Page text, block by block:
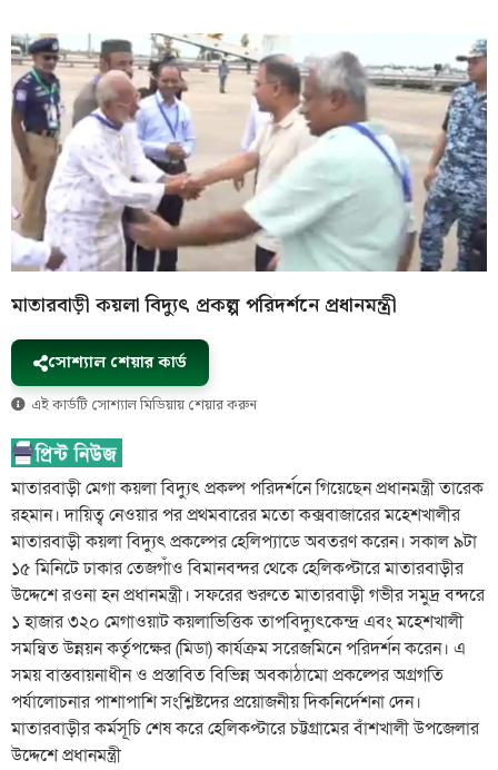
মাতারবাড়ী কয়লা বিদ্যুৎ প্রকল্প পরিদর্শনে প্রধানমন্ত্রী
সোশ্যাল শেয়ার কার্ড
এই কার্ডটি সোশ্যাল মিডিয়ায় শেয়ার করুন
মাতারবাড়ী মেগা কয়লা বিদ্যুৎ প্রকল্প পরিদর্শনে গিয়েছেন প্রধানমন্ত্রী তারেক
রহমান। দায়িত্ব নেওয়ার পর প্রথমবারের মতো কক্সবাজারের মহেশখালীর
মাতারবাড়ী কয়লা বিদ্যুৎ প্রকল্পের হেলিপ্যাডে অবতরণ করেন। সকাল ৯টা
১৫ মিনিটে ঢাকার তেজগাঁও বিমানবন্দর থেকে হেলিকপ্টারে মাতারবাড়ীর
উদ্দেশে রওনা হন প্রধানমন্ত্রী। সফরের শুরুতে মাতারবাড়ী গভীর সমুদ্র বন্দরে
১ হাজার ৩২০ মেগাওয়াট কয়লাভিত্তিক তাপবিদ্যুৎকেন্দ্র এবং মহেশখালী
সমন্বিত উন্নয়ন কর্তৃপক্ষের (মিডা) কার্যক্রম সরেজমিনে পরিদর্শন করেন। এ
সময় বাস্তবায়নাধীন ও প্রস্তাবিত বিভিন্ন অবকাঠামো প্রকল্পের অগ্রগতি
পর্যালোচনার পাশাপাশি সংশ্লিষ্টদের প্রয়োজনীয় দিকনির্দেশনা দেন।
মাতারবাড়ীর কর্মসূচি শেষ করে হেলিকপ্টারে চট্টগ্রামের বাঁশখালী উপজেলার
উদ্দেশে প্রধানমন্ত্রী